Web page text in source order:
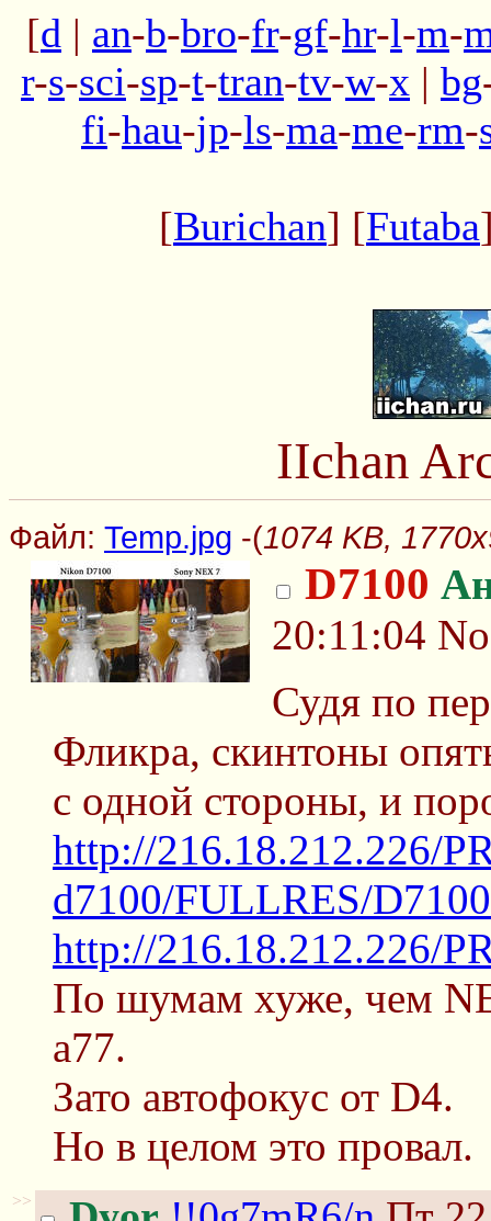
[d | an-b-bro-fr-gf-hr-l-m-
r-s-sci-sp-t-tran-tv-w-x | bg
fi-hau-jp-ls-ma-me-rm-
[Burichan] [Futaba
IIchan
Файл: Temp.jpg -(1074 KB,
D7100
20:11:04
Судя по
Фликра, скинтоны
с одной стороны, и
http://216.18.212.226/
d7100/FULLRES/
http://216.18.212.226/
По шумам хуже, чем
a77.
Зато автофокус от D4.
Но в целом это провал.
>>